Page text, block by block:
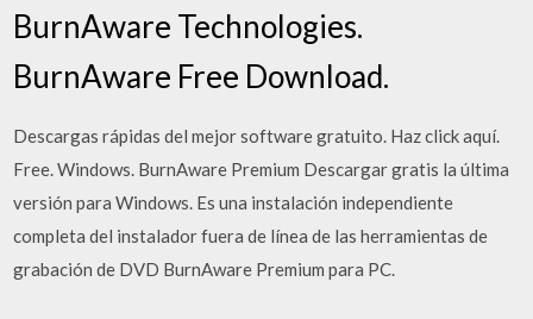
BurnAware Technologies.
BurnAware Free Download.
Descargas rápidas del mejor software gratuito. Haz click aquí.
Free. Windows. BurnAware Premium Descargar gratis la última
versión para Windows. Es una instalación independiente
completa del instalador fuera de línea de las herramientas de
grabación de DVD BurnAware Premium para PC.